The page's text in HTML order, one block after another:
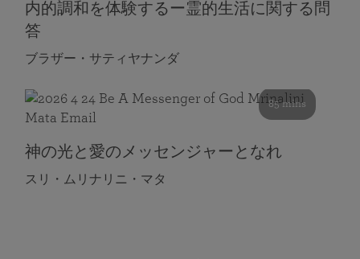
内的調和を体験するー霊的生活に関する問
答
ブラザー・サティヤナンダ
85 mins
神の光と愛のメッセンジャーとなれ
スリ・ムリナリニ・マタ